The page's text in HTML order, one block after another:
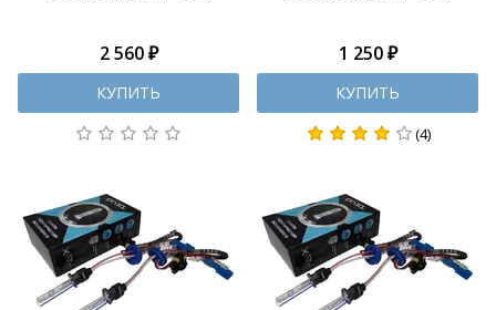
2 560 ₽
КУПИТЬ
1 250 ₽
КУПИТЬ
(4)